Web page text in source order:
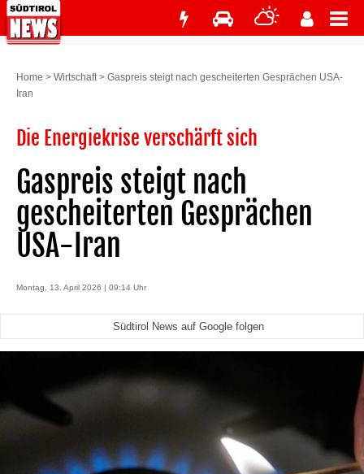
Home > Wirtschaft> Gaspreis steigt nach gescheiterten Gesprächen USA-
Iran
Die Energiekrise verschärft sich
Gaspreis steigt nach
gescheiterten Gesprächen
USA-Iran
Montag, 13. April 2026 | 09:14 Uhr
Südtirol News auf Google folgen